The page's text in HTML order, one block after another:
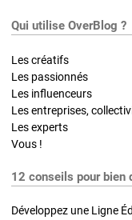
Qui utilise OverBlog ?
Les créatifs
Les passionnés
Les influenceurs
Les entreprises,
Les experts
Vous !
12 conseils pour bien
Développez une Ligne